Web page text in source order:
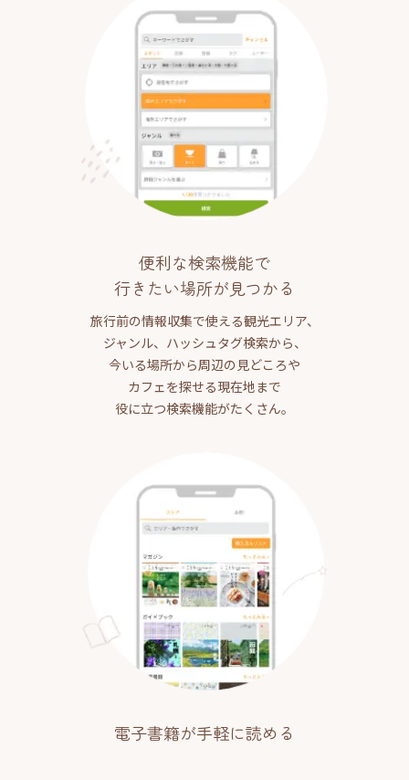
便利な検索機能で
行きたい場所が見つかる
旅行前の情報収集で使える観光エリア、
ジャンル、ハッシュタグ検索から、
今いる場所から周辺の見どころや
カフェを探せる現在地まで
役に立つ検索機能がたくさん。
電子書籍が手軽に読める